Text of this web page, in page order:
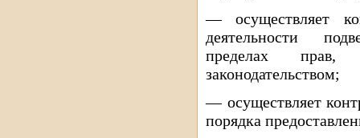
— осуществляет
деятельности
пределах прав,
законодательством;
— осуществляет
порядка